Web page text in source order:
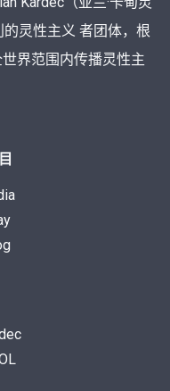
灵性主义 者团体，根
界范围内传播灵性主